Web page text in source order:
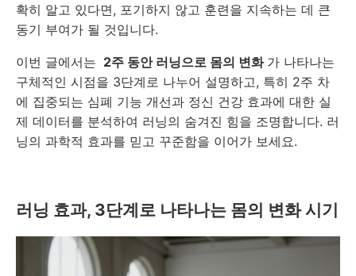
확히 알고 있다면, 포기하지 않고 훈련을 지속하는 데 큰
동기 부여가 될 것입니다.
이번 글에서는 2주 동안 러닝으로 몸의 변화 가 나타나는
구체적인 시점을 3단계로 나누어 설명하고, 특히 2주 차
에 집중되는 심폐 기능 개선과 정신 건강 효과에 대한 실
제 데이터를 분석하여 러닝의 숨겨진 힘을 조명합니다. 러
닝의 과학적 효과를 믿고 꾸준함을 이어가 보세요.
러닝 효과, 3단계로 나타나는 몸의 변화 시기